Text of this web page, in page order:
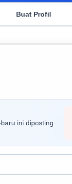
ini diposting
Buat Profil